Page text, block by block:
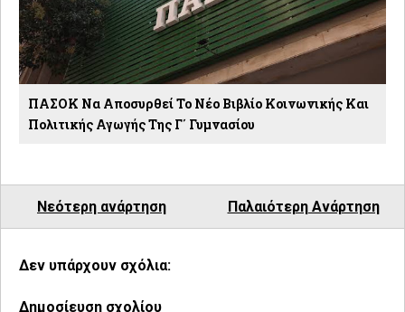
ΠΑΣΟΚ Να Αποσυρθεί Το Νέο Βιβλίο Κοινωνικής Και
Πολιτικής Αγωγής Της Γ΄ Γυμνασίου
Νεότερη ανάρτηση Παλαιότερη Ανάρτηση
Δεν υπάρχουν σχόλια:
Δημοσίευση σχολίου